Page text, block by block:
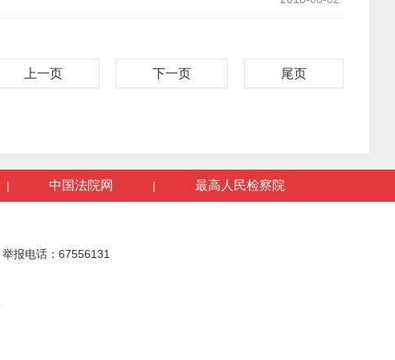
上一页 下一页 尾页
| 中国法院网 | 最高人民检察院
举报电话：67556131